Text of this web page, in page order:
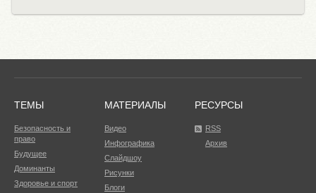
ТЕМЫ
Безопасность и
право
Будущее
Доминанты
Здоровье и спорт
МАТЕРИАЛЫ
Видео
Инфографика
Слайдшоу
Рисунки
Блоги
РЕСУРСЫ
RSS
Архив